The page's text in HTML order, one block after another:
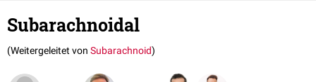
Subarachnoidal
(Weitergeleitet von Subarachnoid)